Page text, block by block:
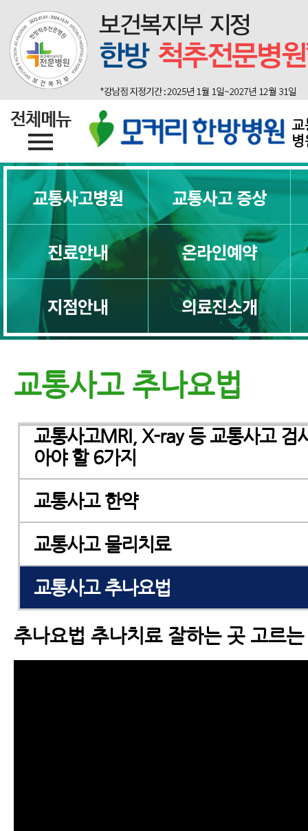
교
교통사고병원 교통사고 증상
진료안내 온라인예약
지점안내 의료진소개
교통사고 추나요법
교통사고 입원치료
교통사고 입원치료 전 꼭 알아야 할
교통사고 입원기간
한방병원입원, 교통사고 치료
교통사고 통원치료
교통사고통원치료에 대해 꼭 알아야
교통사고 치료기간
교통사고 MRI
교통사고MRI, X-ray 등 교통사고 검
아야 할 6가지
교통사고 한약
교통사고 물리치료
교통사고 추나요법
추나요법 추나치료 잘하는 곳 고르